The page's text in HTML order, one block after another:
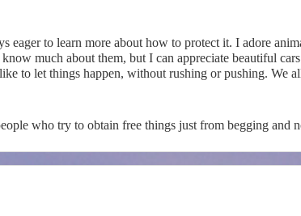
much about them, but I can appreciate beautiful
to let things happen, without rushing or pushing. We
who try to obtain free things just from begging and